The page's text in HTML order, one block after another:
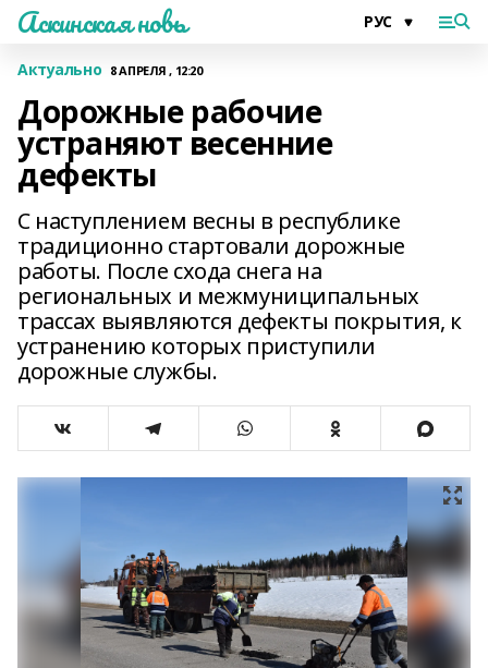
Аскинская новь
Актуально 8 АПРЕЛЯ , 12:20
Дорожные рабочие
устраняют весенние
дефекты
С наступлением весны в республике
традиционно стартовали дорожные
работы. После схода снега на
региональных и межмуниципальных
трассах выявляются дефекты покрытия, к
устранению которых приступили
дорожные службы.